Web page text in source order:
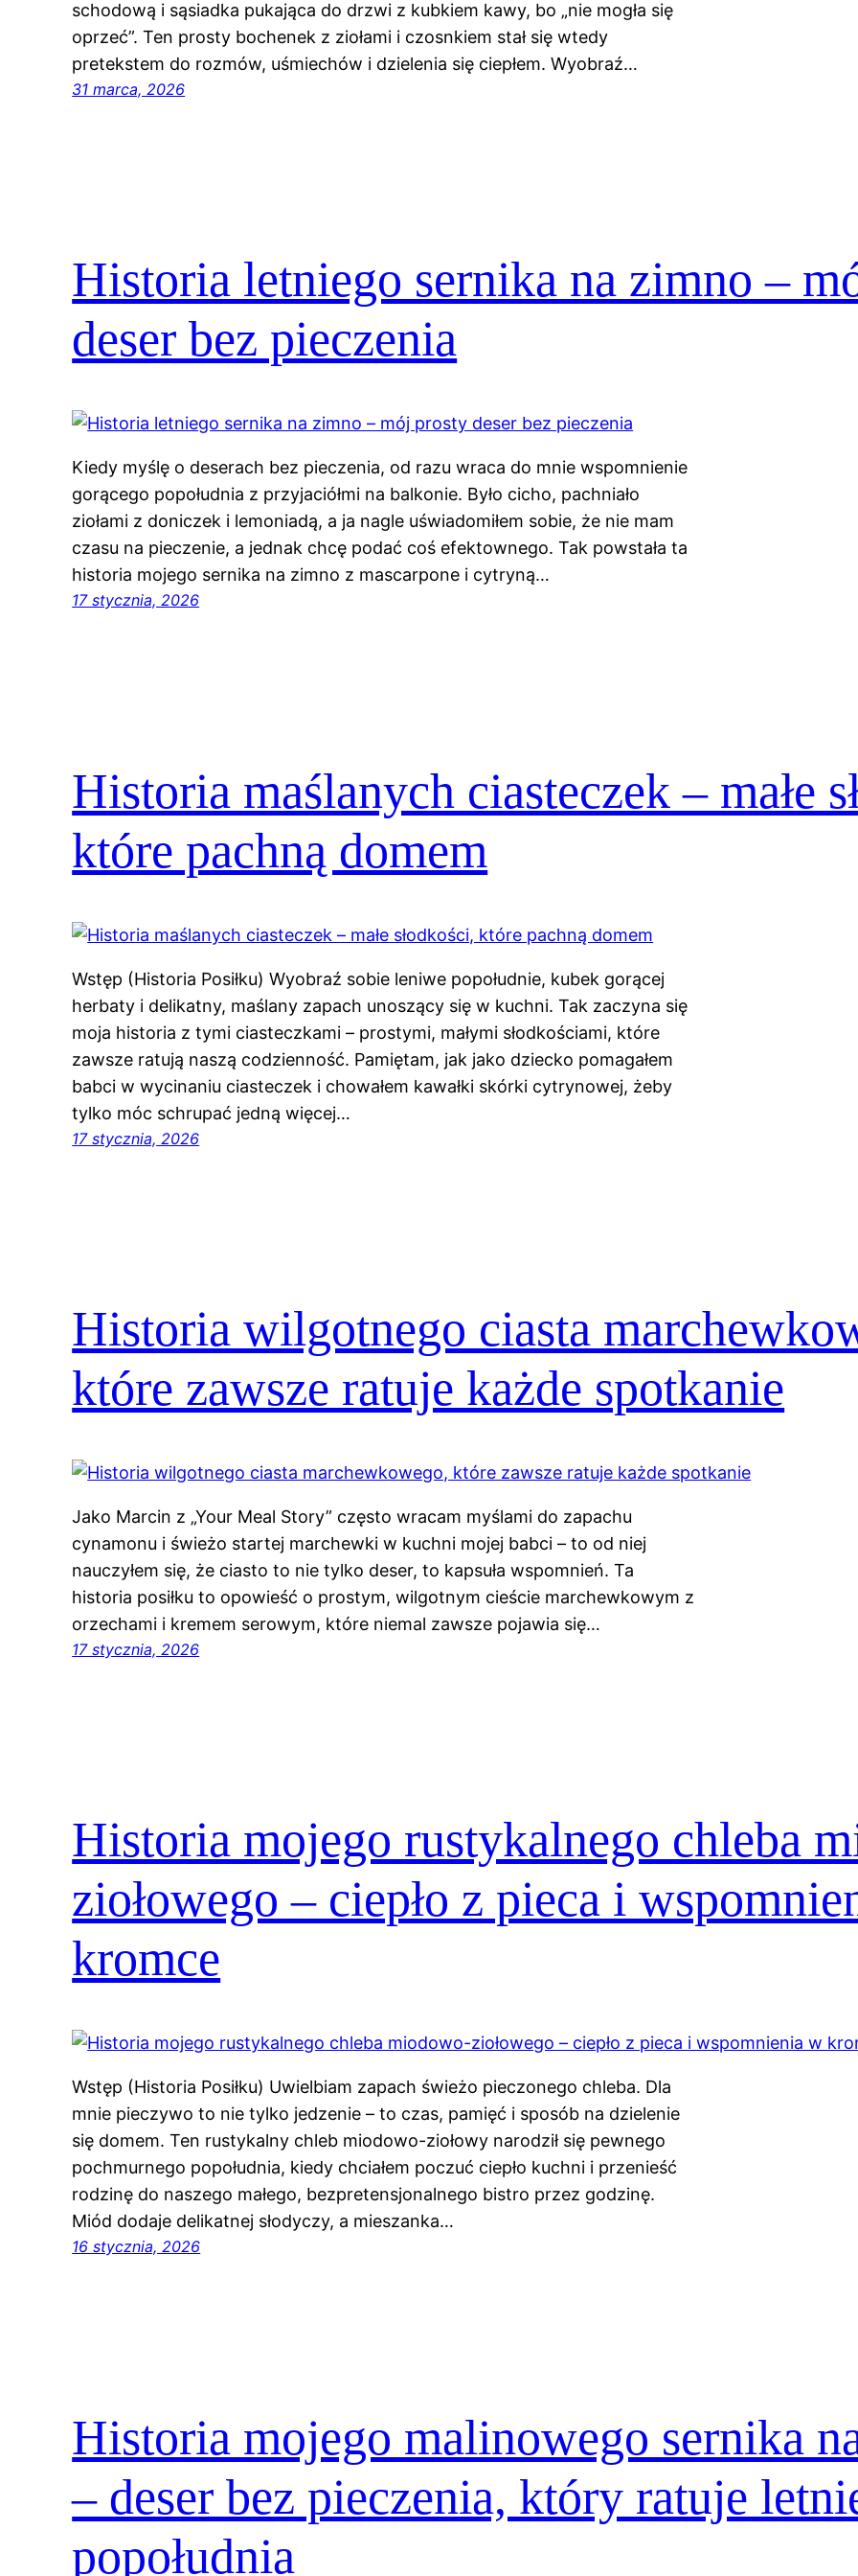
schodową i sąsiadka pukająca do drzwi z kubkiem kawy, bo „nie mogła się
oprzeć”. Ten prosty bochenek z ziołami i czosnkiem stał się wtedy
pretekstem do rozmów, uśmiechów i dzielenia się ciepłem. Wyobraź…
31 marca, 2026
Historia letniego sernika na zimno –
deser bez pieczenia
Kiedy myślę o deserach bez pieczenia, od razu wraca do mnie wspomnienie
gorącego popołudnia z przyjaciółmi na balkonie. Było cicho, pachniało
ziołami z doniczek i lemoniadą, a ja nagle uświadomiłem sobie, że nie mam
czasu na pieczenie, a jednak chcę podać coś efektownego. Tak powstała ta
historia mojego sernika na zimno z mascarpone i cytryną…
17 stycznia, 2026
Historia maślanych ciasteczek – małe
które pachną domem
Wstęp (Historia Posiłku) Wyobraź sobie leniwe popołudnie, kubek gorącej
herbaty i delikatny, maślany zapach unoszący się w kuchni. Tak zaczyna się
moja historia z tymi ciasteczkami – prostymi, małymi słodkościami, które
zawsze ratują naszą codzienność. Pamiętam, jak jako dziecko pomagałem
babci w wycinaniu ciasteczek i chowałem kawałki skórki cytrynowej, żeby
tylko móc schrupać jedną więcej…
17 stycznia, 2026
Historia wilgotnego ciasta
które zawsze ratuje każde spotkanie
Jako Marcin z „Your Meal Story” często wracam myślami do zapachu
cynamonu i świeżo startej marchewki w kuchni mojej babci – to od niej
nauczyłem się, że ciasto to nie tylko deser, to kapsuła wspomnień. Ta
historia posiłku to opowieść o prostym, wilgotnym cieście marchewkowym z
orzechami i kremem serowym, które niemal zawsze pojawia się…
17 stycznia, 2026
Historia mojego rustykalnego chleba
ziołowego – ciepło z pieca i
kromce
Wstęp (Historia Posiłku) Uwielbiam zapach świeżo pieczonego chleba. Dla
mnie pieczywo to nie tylko jedzenie – to czas, pamięć i sposób na dzielenie
się domem. Ten rustykalny chleb miodowo-ziołowy narodził się pewnego
pochmurnego popołudnia, kiedy chciałem poczuć ciepło kuchni i przenieść
rodzinę do naszego małego, bezpretensjonalnego bistro przez godzinę.
Miód dodaje delikatnej słodyczy, a mieszanka…
16 stycznia, 2026
Historia mojego malinowego sernika
– deser bez pieczenia, który ratuje
popołudnia